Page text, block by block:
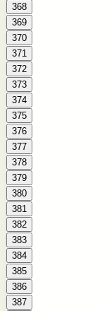
368
369
370
371
372
373
374
375
376
377
378
379
380
381
382
383
384
385
386
387